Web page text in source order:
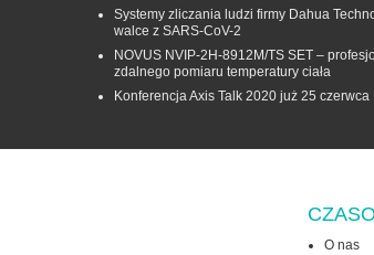
Systemy zliczania ludzi firmy Dahua
walce z SARS-CoV-2
NOVUS NVIP-2H-8912M/TS SET –
zdalnego pomiaru temperatury ciała
Konferencja Axis Talk 2020 już 25 czerwca
O nas